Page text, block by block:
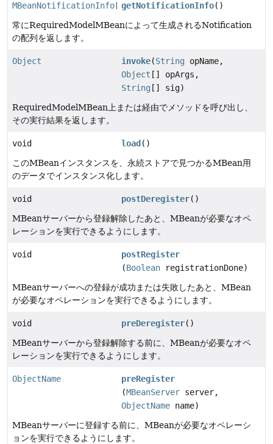
MBeanNotificationInfo []getNotificationInfo()
常にRequiredModelMBeanによって生成されるNotification
の配列を返します。
Object invoke(String opName,
Object [] opArgs,
String [] sig)
RequiredModelMBean上または経由でメソッドを呼び出し、
その実行結果を返します。
void load ()
このMBeanインスタンスを、永続ストアで見つかるMBean用
のデータでインスタンス化します。
void postDeregister()
MBeanサーバーから登録解除したあと、MBeanが必要なオペ
レーションを実行できるようにします。
void
postRegister
(Boolean registrationDone)
MBeanサーバーへの登録が成功または失敗したあと、MBean
が必要なオペレーションを実行できるようにします。
void preDeregister()
MBeanサーバーから登録解除する前に、MBeanが必要なオペ
レーションを実行できるようにします。
ObjectName
preRegister
(MBeanServer server,
ObjectName name)
MBeanサーバーに登録する前に、MBeanが必要なオペレーシ
ョンを実行できるようにします。